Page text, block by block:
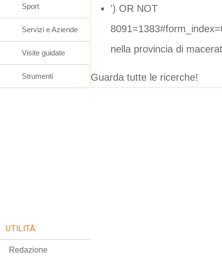
') OR NOT
nella provincia di
Guarda tutte le ricerche!
Sport
Servizi e Aziende
Visite guidate
Strumenti
UTILITÀ:
Redazione